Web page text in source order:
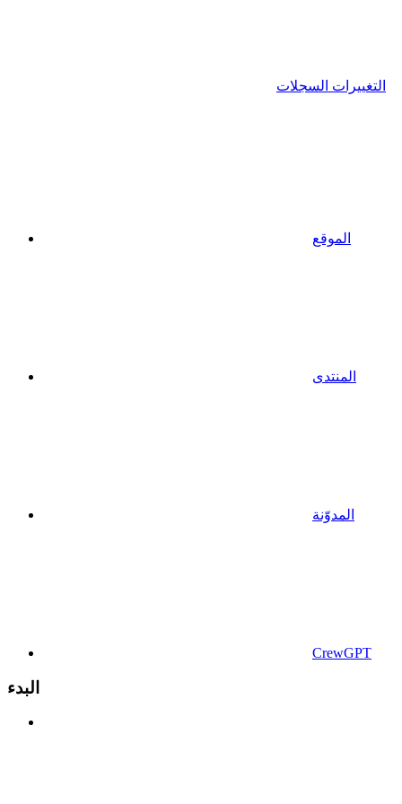
التغييرات السجلات
الموقع
المنتدى
المدوّنة
CrewGPT
البدء